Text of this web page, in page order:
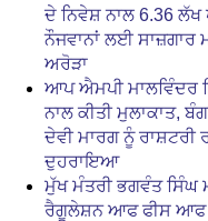
ਦੇ ਨਿਵੇਸ਼ ਨਾਲ 6.36
ਨੌਜਵਾਨਾਂ ਲਈ ਸਾਜ਼ਗਾਰ
ਅਰੋੜਾ
ਆਪ ਐਮਪੀ ਮਾਲਵਿੰਦਰ
ਨਾਲ ਕੀਤੀ ਮੁਲਾਕਾਤ,
ਦੇਵੀ ਮਾਰਗ ਨੂੰ ਰਾਸ਼ਟਰੀ
ਦੁਹਰਾਇਆ
ਮੁੱਖ ਮੰਤਰੀ ਭਗਵੰਤ ਸਿੰਘ
ਰੈਗੂਲੇਸ਼ਨ ਆਫ ਫੀਸ ਆਫ